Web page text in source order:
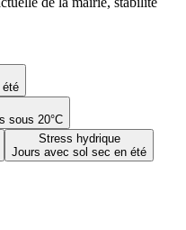
été
sous 20°C
Stress hydrique
Jours avec sol sec en été